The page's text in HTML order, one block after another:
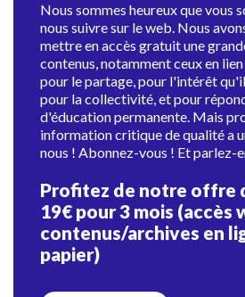
Nous sommes heureux que vous
nous suivre sur le web. Nous
mettre en accès gratuit une
contenus, notamment ceux en
pour le partage, pour l'intérêt
pour la collectivité, et pour
d'éducation permanente. Mais
information critique de qualité a
nous ! Abonnez-vous ! Et parlez-
Profitez de notre offre
19€ pour 3 mois (accès
contenus/archives en
papier)